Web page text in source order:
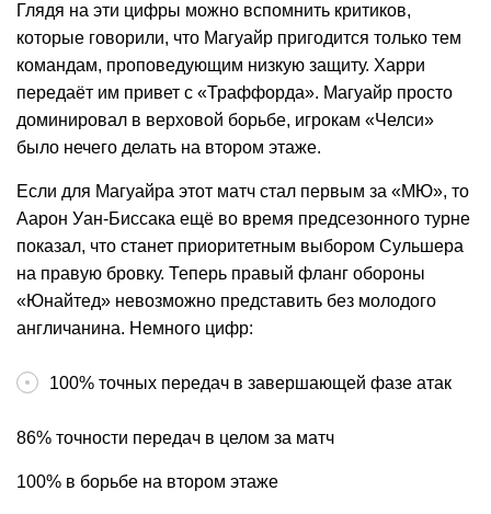
Глядя на эти цифры можно вспомнить критиков,
которые говорили, что Магуайр пригодится только тем
командам, проповедующим низкую защиту. Харри
передаёт им привет с «Траффорда». Магуайр просто
доминировал в верховой борьбе, игрокам «Челси»
было нечего делать на втором этаже.
Если для Магуайра этот матч стал первым за «МЮ», то
Аарон Уан-Биссака ещё во время предсезонного турне
показал, что станет приоритетным выбором Сульшера
на правую бровку. Теперь правый фланг обороны
«Юнайтед» невозможно представить без молодого
англичанина. Немного цифр:
100% точных передач в завершающей фазе атак
86% точности передач в целом за матч
100% в борьбе на втором этаже